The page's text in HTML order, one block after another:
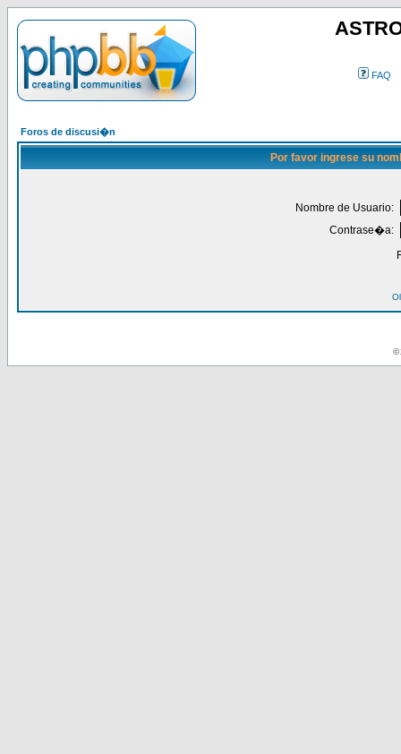
FAQ
Foros de discusi�n
Por favor ingrese su
Nombre de Usuario:
Contrase�a:
©